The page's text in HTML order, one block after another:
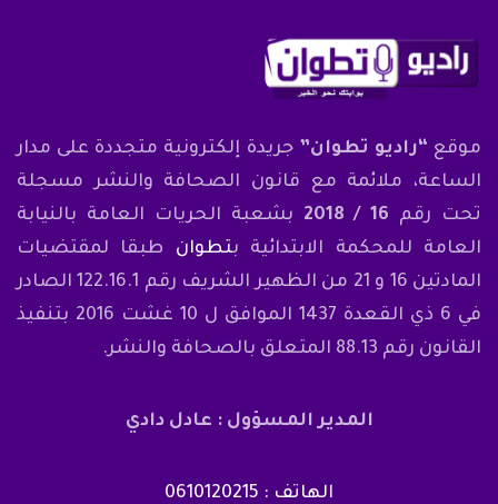
موقع “راديو تطوان” جريدة إلكترونية متجددة على مدار
الساعة، ملائمة مع قانون الصحافة والنشر مسجلة
تحت رقم 16 / 2018
بشعبة الحريات العامة بالنيابة
العامة للمحكمة الابتدائية بتطوان طبقا لمقتضيات
المادتين 16 و 21 من الظهير الشريف رقم 122.16.1 الصادر
في 6 ذي القعدة 1437 الموافق ل 10 غشت 2016 بتنفيذ
القانون رقم 88.13 المتعلق بالصحافة والنشر.
المدير المسؤول : عادل دادي
الهاتف : 0610120215